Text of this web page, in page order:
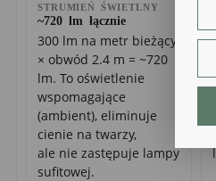
STRUMIEŃ ŚWIETLNY
~720 lm łącznie
300 lm na metr bieżący
× obwód 2.4 m = ~720
lm. To oświetlenie
wspomagające
(ambient), eliminuje
cienie na twarzy,
ale nie zastępuje lampy
sufitowej.